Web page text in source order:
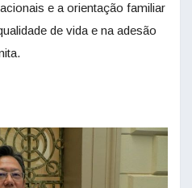
e a orientação familiar
de vida e na adesão